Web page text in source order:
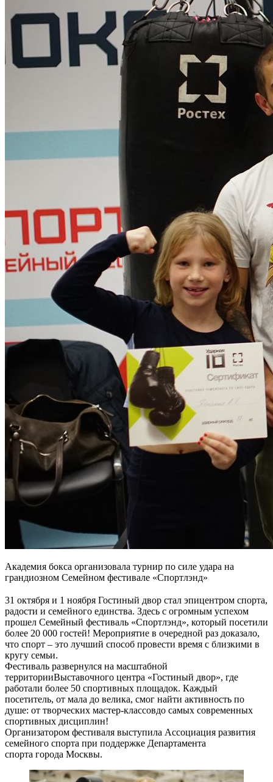
Академия бокса организовала турнир по силе удара на
грандиозном Семейном фестивале «Спортлэнд»
31 октября и 1 ноября Гостиный двор стал эпицентром спорта,
радости и семейного единства. Здесь с огромным успехом
прошел Семейный фестиваль «Спортлэнд», который посетили
более 20 000 гостей! Мероприятие в очередной раз доказало,
что спорт – это лучший способ провести время с близкими в
кругу семьи.
Фестиваль развернулся на масштабной
территорииВыставочного центра «Гостиный двор», где
работали более 50 спортивных площадок. Каждый
посетитель, от мала до велика, смог найти активность по
душе: от творческих мастер-классовдо самых современных
спортивных дисциплин!
Организатором фестиваля выступила Ассоциация развития
семейного спорта при поддержке Департамента
спорта города Москвы.